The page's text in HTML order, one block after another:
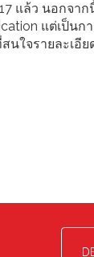
แล้ว นอกจาก
แต่เป็นก
ใจรายละเอีย